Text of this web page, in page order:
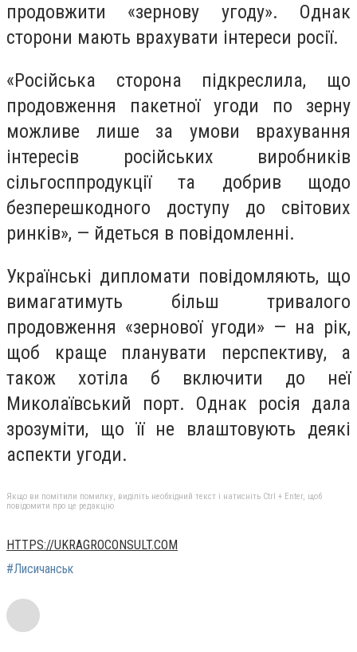
продовжити «зернову угоду». Однак
сторони мають врахувати інтереси росії.
«Російська сторона підкреслила, що
продовження пакетної угоди по зерну
можливе лише за умови врахування
інтересів російських виробників
сільгосппродукції та добрив щодо
безперешкодного доступу до світових
ринків», — йдеться в повідомленні.
Українські дипломати повідомляють, що
вимагатимуть більш тривалого
продовження «зернової угоди» — на рік,
щоб краще планувати перспективу, а
також хотіла б включити до неї
Миколаївський порт. Однак росія дала
зрозуміти, що її не влаштовують деякі
аспекти угоди.
Якщо ви помітили помилку, виділіть необхідний текст і натисніть Ctrl + Enter, щоб
повідомити про це редакцію
HTTPS://UKRAGROCONSULT.COM
#Лисичанськ